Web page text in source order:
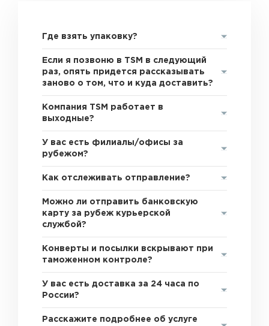
Где взять упаковку?
Если я позвоню в TSM в следующий
раз, опять придется рассказывать
заново о том, что и куда доставить?
Компания TSM работает в
выходные?
У вас есть филиалы/офисы за
рубежом?
Как отслеживать отправление?
Можно ли отправить банковскую
карту за рубеж курьерской
службой?
Конверты и посылки вскрывают при
таможенном контроле?
У вас есть доставка за 24 часа по
России?
Расскажите подробнее об услуге